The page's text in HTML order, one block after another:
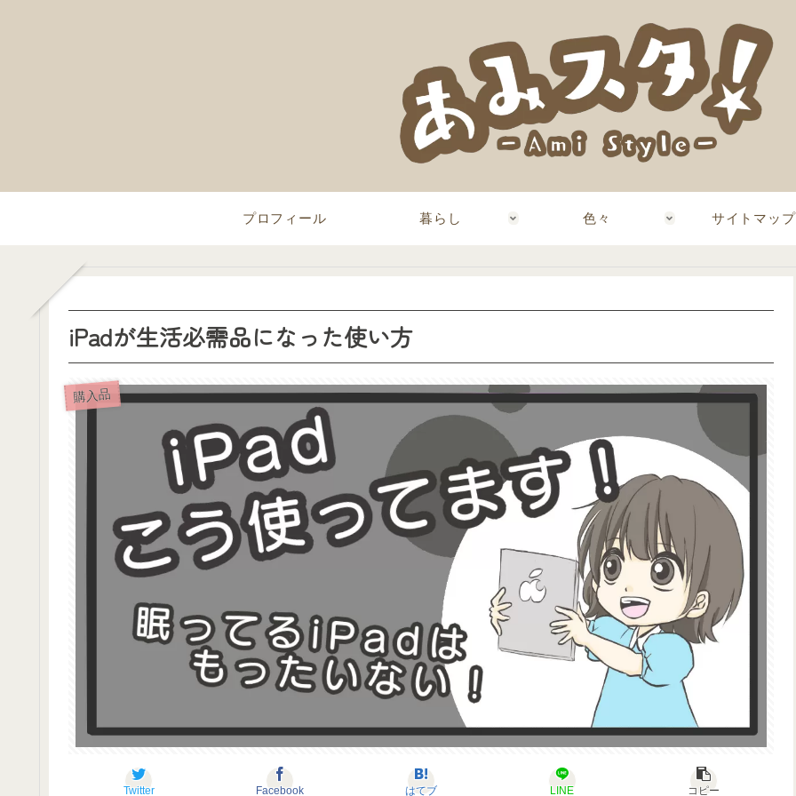
プロフィール 暮らし 色々 サイトマップ
iPadが生活必需品になった使い方
購入品
Twitter Facebook はてブ LINE コピー